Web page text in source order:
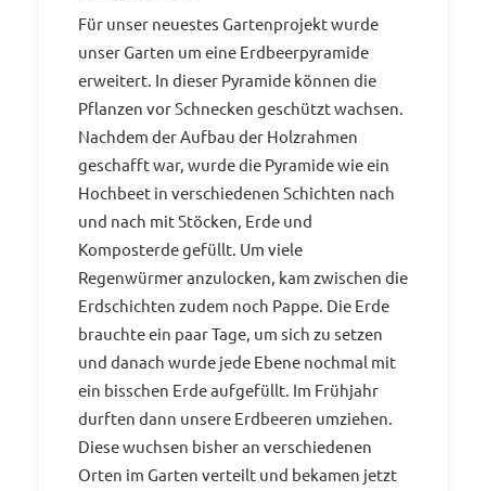
Für unser neuestes Gartenprojekt wurde
unser Garten um eine Erdbeerpyramide
erweitert. In dieser Pyramide können die
Pflanzen vor Schnecken geschützt wachsen.
Nachdem der Aufbau der Holzrahmen
geschafft war, wurde die Pyramide wie ein
Hochbeet in verschiedenen Schichten nach
und nach mit Stöcken, Erde und
Komposterde gefüllt. Um viele
Regenwürmer anzulocken, kam zwischen die
Erdschichten zudem noch Pappe. Die Erde
brauchte ein paar Tage, um sich zu setzen
und danach wurde jede Ebene nochmal mit
ein bisschen Erde aufgefüllt. Im Frühjahr
durften dann unsere Erdbeeren umziehen.
Diese wuchsen bisher an verschiedenen
Orten im Garten verteilt und bekamen jetzt